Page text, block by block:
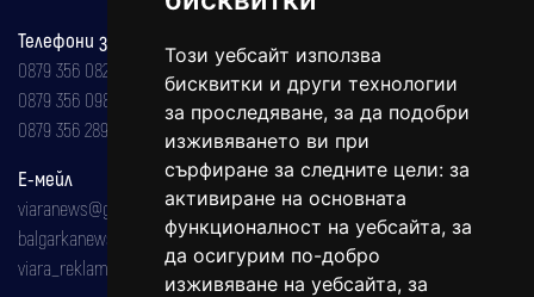
Този уебсайт използва
бисквитки и други технологии
за проследяване, за да подобри
изживяването ви при
сърфиране за следните цели: за
активиране на основната
функционалност на уебсайта, за
да осигурим по-добро
изживяване на уебсайта, за
Телефони за реклама и абонаменти
0879 356 082
0879 356 098
0879 356 289
Е-мейл
viaranews@gmail.com
balgarkanews@gmail.com
viara_reklama@mail.bg